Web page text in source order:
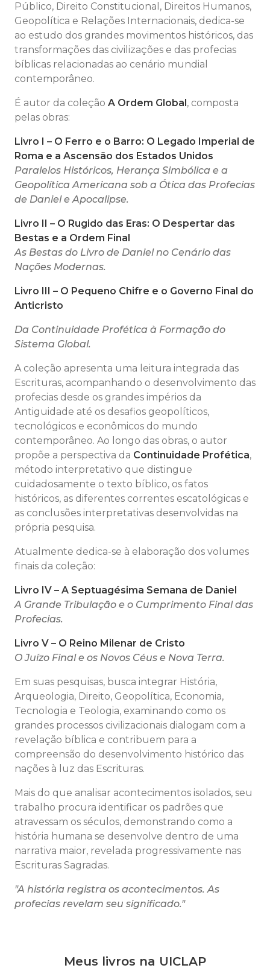
Público, Direito Constitucional, Direitos Humanos,
Geopolítica e Relações Internacionais, dedica-se
ao estudo dos grandes movimentos históricos, das
transformações das civilizações e das profecias
bíblicas relacionadas ao cenário mundial
contemporâneo.
É autor da coleção A Ordem Global, composta
pelas obras:
Livro I – O Ferro e o Barro: O Legado Imperial de
Roma e a Ascensão dos Estados Unidos
Paralelos Históricos, Herança Simbólica e a
Geopolítica Americana sob a Ótica das Profecias
de Daniel e Apocalipse.
Livro II – O Rugido das Eras: O Despertar das
Bestas e a Ordem Final
As Bestas do Livro de Daniel no Cenário das
Nações Modernas.
Livro III – O Pequeno Chifre e o Governo Final do
Anticristo
Da Continuidade Profética à Formação do
Sistema Global.
A coleção apresenta uma leitura integrada das
Escrituras, acompanhando o desenvolvimento das
profecias desde os grandes impérios da
Antiguidade até os desafios geopolíticos,
tecnológicos e econômicos do mundo
contemporâneo. Ao longo das obras, o autor
propõe a perspectiva da Continuidade Profética,
método interpretativo que distingue
cuidadosamente o texto bíblico, os fatos
históricos, as diferentes correntes escatológicas e
as conclusões interpretativas desenvolvidas na
própria pesquisa.
Atualmente dedica-se à elaboração dos volumes
finais da coleção:
Livro IV – A Septuagésima Semana de Daniel
A Grande Tribulação e o Cumprimento Final das
Profecias.
Livro V – O Reino Milenar de Cristo
O Juízo Final e os Novos Céus e Nova Terra.
Em suas pesquisas, busca integrar História,
Arqueologia, Direito, Geopolítica, Economia,
Tecnologia e Teologia, examinando como os
grandes processos civilizacionais dialogam com a
revelação bíblica e contribuem para a
compreensão do desenvolvimento histórico das
nações à luz das Escrituras.
Mais do que analisar acontecimentos isolados, seu
trabalho procura identificar os padrões que
atravessam os séculos, demonstrando como a
história humana se desenvolve dentro de uma
narrativa maior, revelada progressivamente nas
Escrituras Sagradas.
"A história registra os acontecimentos. As
profecias revelam seu significado."
Meus livros na UICLAP